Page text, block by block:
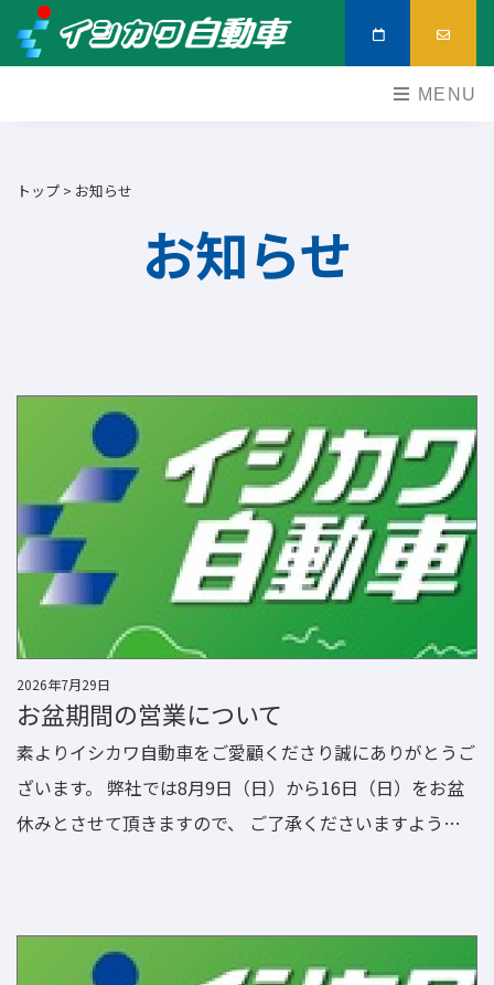
MENU
トップ > お知らせ
お知らせ
2026年7月29日
お盆期間の営業について
素よりイシカワ自動車をご愛顧くださり誠にありがとうご
ざいます。 弊社では8月9日（日）から16日（日）をお盆
休みとさせて頂きますので、 ご了承くださいますようお